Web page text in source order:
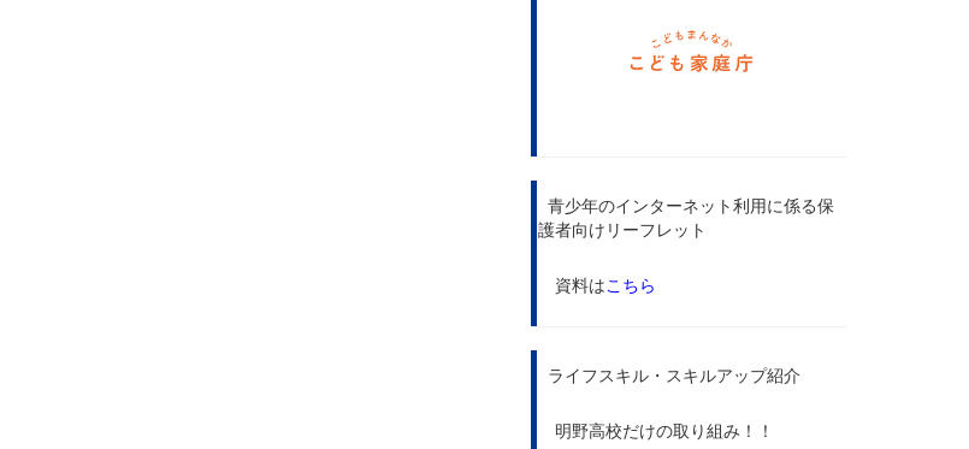
青少年のインターネット利用に係る保
護者向けリーフレット
資料はこちら
ライフスキル・スキルアップ紹介
明野高校だけの取り組み！！